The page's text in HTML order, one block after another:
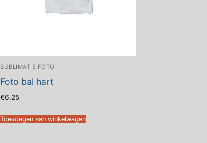
SUBLIMATIE FOTO
Foto bal hart
€6.25
Toevoegen aan winkelwagen